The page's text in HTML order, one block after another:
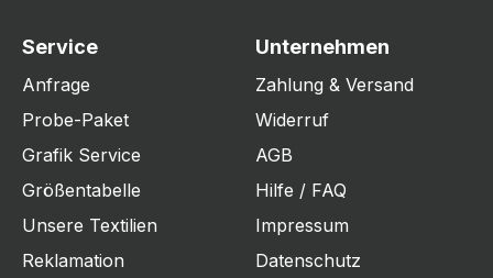
Service
Anfrage
Probe-Paket
Grafik Service
Größentabelle
Unsere Textilien
Reklamation
Unternehmen
Zahlung & Versand
Widerruf
AGB
Hilfe / FAQ
Impressum
Datenschutz